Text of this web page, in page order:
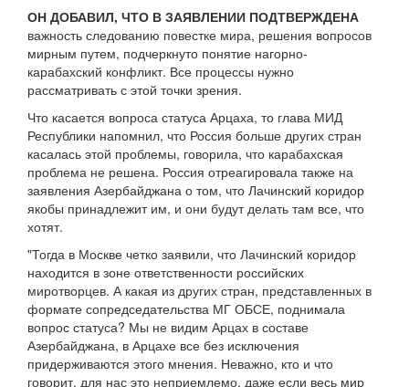
ОН ДОБАВИЛ, ЧТО В ЗАЯВЛЕНИИ ПОДТВЕРЖДЕНА
важность следованию повестке мира, решения вопросов
мирным путем, подчеркнуто понятие нагорно-
карабахский конфликт. Все процессы нужно
рассматривать с этой точки зрения.
Что касается вопроса статуса Арцаха, то глава МИД
Республики напомнил, что Россия больше других стран
касалась этой проблемы, говорила, что карабахская
проблема не решена. Россия отреагировала также на
заявления Азербайджана о том, что Лачинский коридор
якобы принадлежит им, и они будут делать там все, что
хотят.
"Тогда в Москве четко заявили, что Лачинский коридор
находится в зоне ответственности российских
миротворцев. А какая из других стран, представленных в
формате сопредседательства МГ ОБСЕ, поднимала
вопрос статуса? Мы не видим Арцах в составе
Азербайджана, в Арцахе все без исключения
придерживаются этого мнения. Неважно, кто и что
говорит, для нас это неприемлемо, даже если весь мир